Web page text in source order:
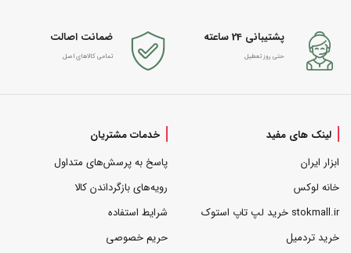
پشتیبانی 24 ساعته
حتی روز تعطیل
ضمانت اصالت
تمامی کالاهای اصل
لینک های مفید
ابزار ایران
خانه لوکس
stokmall.ir خرید لپ تاپ استوک
خرید تردمیل
خدمات مشتریان
پاسخ به پرسش‌های متداول
رویه‌های بازگرداندن کالا
شرایط استفاده
حریم خصوصی